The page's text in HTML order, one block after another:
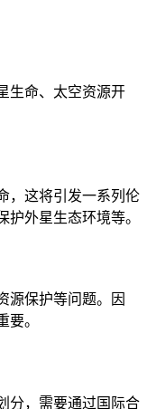
生命、太空资源开
，这将引发一系列伦
外星生态环境等。
源保护等问题。因
要。
分，需要通过国际合